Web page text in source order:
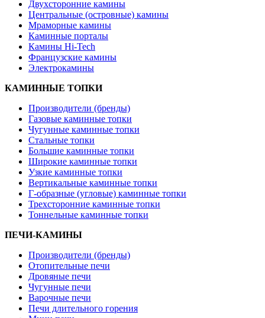
Двухсторонние камины
Центральные (островные) камины
Мраморные камины
Каминные порталы
Камины Hi-Tech
Французские камины
Электрокамины
КАМИННЫЕ ТОПКИ
Производители (бренды)
Газовые каминные топки
Чугунные каминные топки
Стальные топки
Большие каминные топки
Широкие каминные топки
Узкие каминные топки
Вертикальные каминные топки
Г-образные (угловые) каминные топки
Трехсторонние каминные топки
Тоннельные каминные топки
ПЕЧИ-КАМИНЫ
Производители (бренды)
Отопительные печи
Дровяные печи
Чугунные печи
Варочные печи
Печи длительного горения